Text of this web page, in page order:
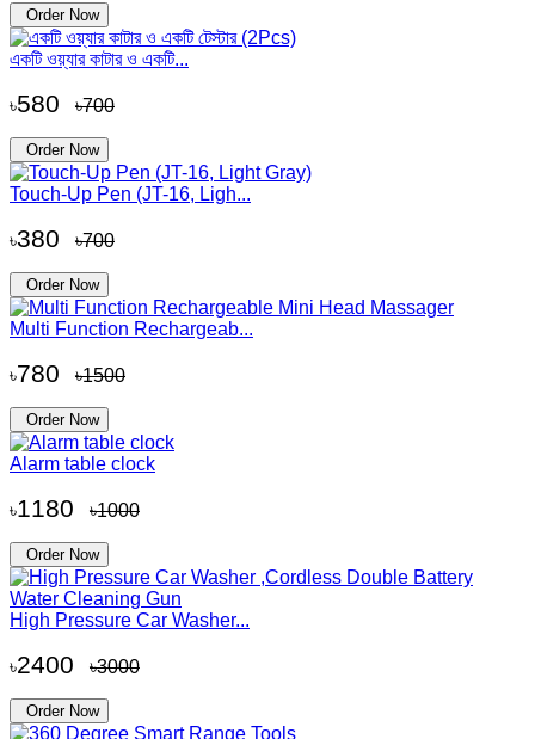
Order Now
একটি ওয়্যার কাটার ও একটি...
৳580 ৳700
Order Now
Touch-Up Pen (JT-16, Ligh...
৳380 ৳700
Order Now
Multi Function Rechargeab...
৳780 ৳1500
Order Now
Alarm table clock
৳1180 ৳1000
Order Now
High Pressure Car Washer...
৳2400 ৳3000
Order Now